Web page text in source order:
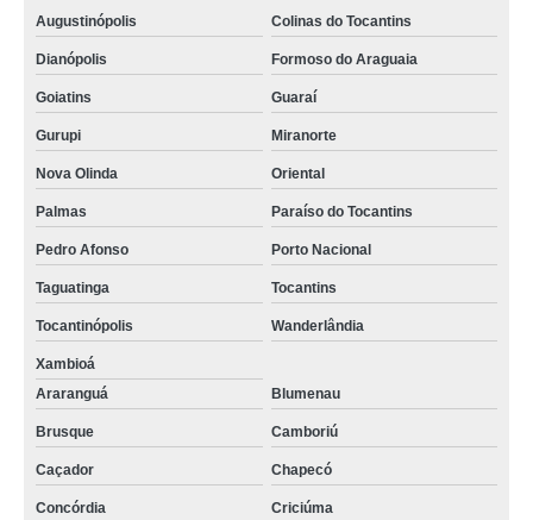
Augustinópolis Colinas do Tocantins
Dianópolis Formoso do Araguaia
Goiatins Guaraí
Gurupi Miranorte
Nova Olinda Oriental
Palmas Paraíso do Tocantins
Pedro Afonso Porto Nacional
Taguatinga Tocantins
Tocantinópolis Wanderlândia
Xambioá
Araranguá
Blumenau
Brusque Camboriú
Caçador Chapecó
Concórdia Criciúma